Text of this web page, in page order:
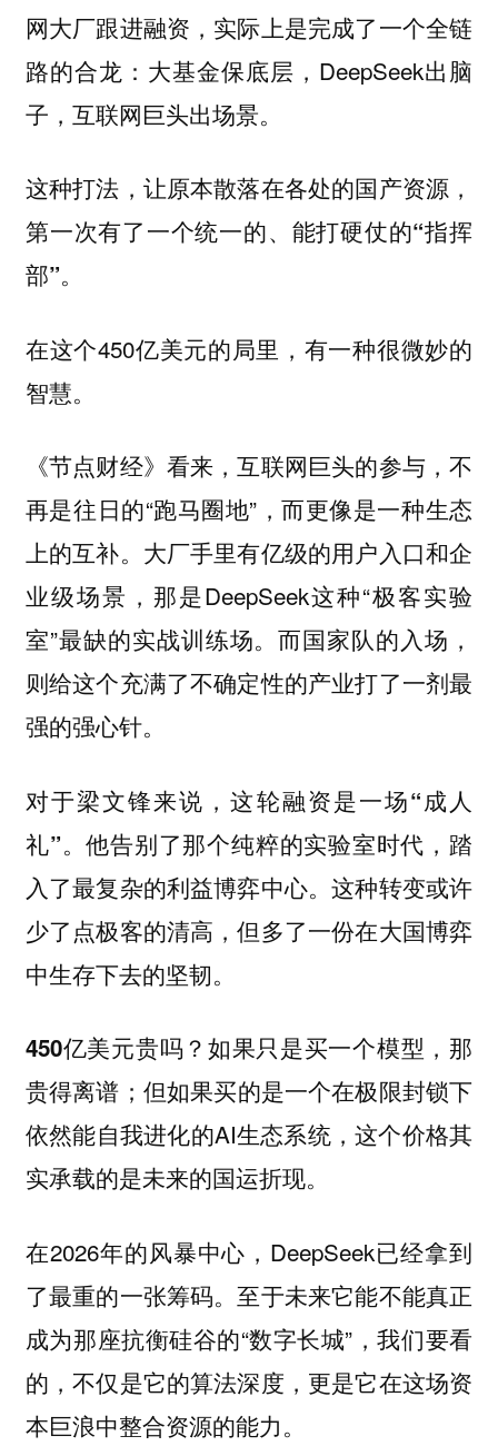
网大厂跟进融资，实际上是完成了一个全链
路的合龙：大基金保底层，DeepSeek出脑
子，互联网巨头出场景。
这种打法，让原本散落在各处的国产资源，
第一次有了一个统一的、能打硬仗的“指挥
部”。
在这个450亿美元的局里，有一种很微妙的
智慧。
《节点财经》看来，互联网巨头的参与，不
再是往日的“跑马圈地”，而更像是一种生态
上的互补。大厂手里有亿级的用户入口和企
业级场景，那是DeepSeek这种“极客实验
室”最缺的实战训练场。而国家队的入场，
则给这个充满了不确定性的产业打了一剂最
强的强心针。
对于梁文锋来说，这轮融资是一场“成人
礼”。他告别了那个纯粹的实验室时代，踏
入了最复杂的利益博弈中心。这种转变或许
少了点极客的清高，但多了一份在大国博弈
中生存下去的坚韧。
450亿美元贵吗？如果只是买一个模型，那
贵得离谱；但如果买的是一个在极限封锁下
依然能自我进化的AI生态系统，这个价格其
实承载的是未来的国运折现。
在2026年的风暴中心，DeepSeek已经拿到
了最重的一张筹码。至于未来它能不能真正
成为那座抗衡硅谷的“数字长城”，我们要看
的，不仅是它的算法深度，更是它在这场资
本巨浪中整合资源的能力。